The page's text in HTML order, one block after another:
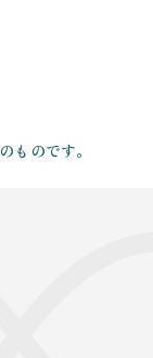
のです。